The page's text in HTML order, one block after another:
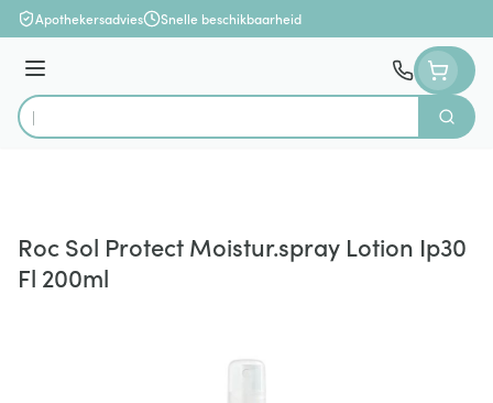
Ga naar de inhoud
Apothekersadvies Snelle beschikbaarheid
Menu
Product, merk, categorie...
Zoek
Roc Sol Protect Moistur.spray Lotion Ip30
Fl 200ml